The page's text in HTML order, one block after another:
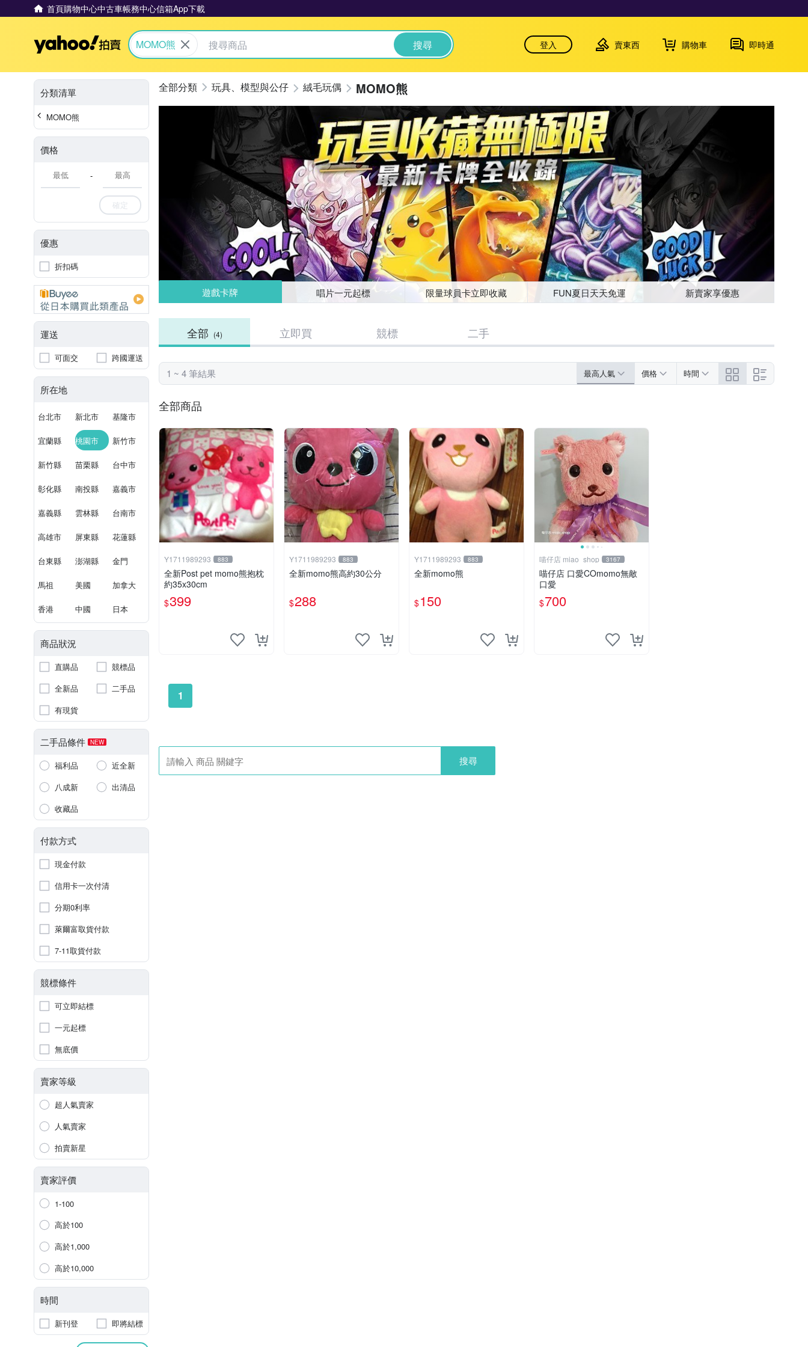
首頁購物中心中古車帳務中心信箱App下載
Yahoo拍賣
MOMO熊 搜尋 登入 賣東西 購物車 即時通
分類清單
MOMO熊
價格
-
確定
優惠
折扣碼
運送
可面交 跨國運送
所在地
台北市 新北市 基隆市
宜蘭縣 桃園市 新竹市
新竹縣 苗栗縣 台中市
彰化縣 南投縣 嘉義市
嘉義縣 雲林縣 台南市
高雄市 屏東縣 花蓮縣
台東縣 澎湖縣 金門
馬祖 美國 加拿大
香港 中國 日本
商品狀況
直購品
競標品
全新品
二手品
有現貨
二手品條件 NEW
福利品
近全新
八成新
出清品
收藏品
付款方式
現金付款
信用卡一次付清
分期0利率
萊爾富取貨付款
7-11取貨付款
競標條件
可立即結標
一元起標
無底價
賣家等級
超人氣賣家
人氣賣家
拍賣新星
賣家評價
1-100
高於100
高於1,000
高於10,000
時間
新刊登 即將結標
玩具、模型與公仔 絨毛玩偶 MOMO熊
遊戲卡牌 唱片一元起標 限量球員卡立即收藏 FUN夏日天天免運 新賣家享優惠
全部 (4) 立即買 競標 二手
1 ~ 4 筆結果 最高人氣 價格 時間
全部商品
Y1711989293 883
全新Post pet momo熊抱枕
約35x30cm
$399
Y1711989293 883
全新momo熊高約30公分
$288
Y1711989293 883
全新momo熊
$150
喵仔店 miao_shop 3167
喵仔店 口愛COmomo無敵
口愛
$700
1
搜尋